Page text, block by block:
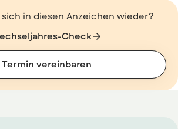
in diesen Anzeichen wieder?
Check
Termin vereinbaren